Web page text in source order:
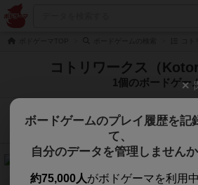
コトリワークス（
1個のボードゲー
検索メニュー
カコミスト（KAKOMIST）
ボードゲームのプレイ履歴を記
て、
自分のデータを管理しませんか
約75,000人がボドゲーマを利用中